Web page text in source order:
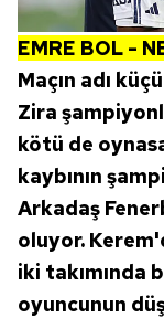
EMRE BOL -
Maçın adı
Zira
kötü de
kaybının
Arkadaş
oluyor.
iki takımında
oyuncunun